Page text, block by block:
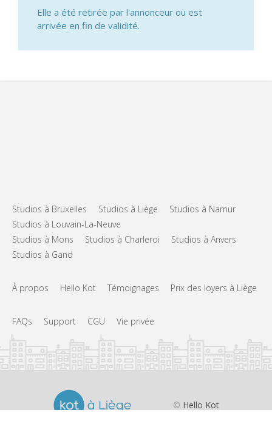
Elle a été retirée par l'annonceur ou est
arrivée en fin de validité.
Studios à Bruxelles Studios à Liège
Studios à Namur
Studios à Louvain-La-Neuve
Studios à Mons
Studios à Charleroi
Studios à Anvers
Studios à Gand
À propos Hello Kot Témoignages Prix des loyers à Liège
FAQs Support CGU Vie privée
© Hello Kot